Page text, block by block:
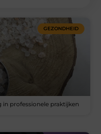
GEZONDHEID
in professionele praktijken